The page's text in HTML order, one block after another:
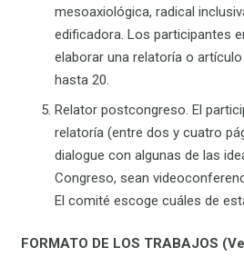
mesoaxiológica, radical
edificadora. Los participantes
elaborar una relatoría o
hasta 20.
Relator postcongreso. El
relatoría (entre dos y cuatro
dialogue con algunas de las
Congreso, sean
El comité escoge cuáles de
FORMATO DE LOS TRABAJOS